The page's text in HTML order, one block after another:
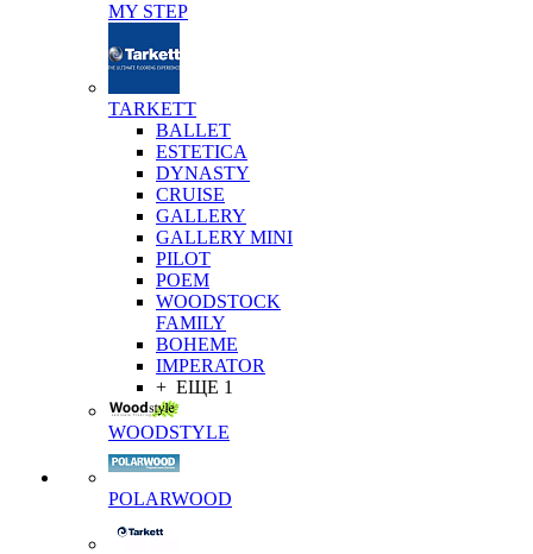
MY STEP
TARKETT
BALLET
ESTETICA
DYNASTY
CRUISE
GALLERY
GALLERY MINI
PILOT
POEM
WOODSTOCK
FAMILY
BOHEME
IMPERATOR
+ ЕЩЕ 1
WOODSTYLE
POLARWOOD